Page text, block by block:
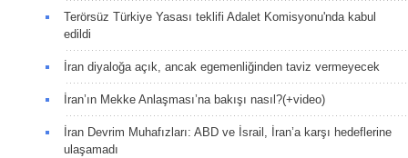
Terörsüz Türkiye Yasası teklifi Adalet Komisyonu'nda kabul
edildi
İran diyaloğa açık, ancak egemenliğinden taviz vermeyecek
İran’ın Mekke Anlaşması’na bakışı nasıl?(+video)
İran Devrim Muhafızları: ABD ve İsrail, İran’a karşı hedeflerine
ulaşamadı